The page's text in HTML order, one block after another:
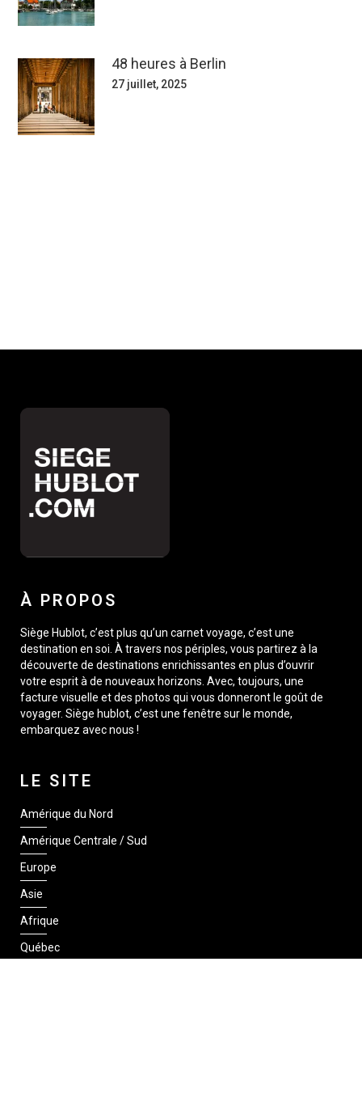
48 heures à Berlin
27 juillet, 2025
À PROPOS
Siège Hublot, c’est plus qu’un carnet voyage, c’est une
destination en soi. À travers nos périples, vous partirez à la
découverte de destinations enrichissantes en plus d’ouvrir
votre esprit à de nouveaux horizons. Avec, toujours, une
facture visuelle et des photos qui vous donneront le goût de
voyager. Siège hublot, c’est une fenêtre sur le monde,
embarquez avec nous !
LE SITE
Amérique du Nord
Amérique Centrale / Sud
Europe
Asie
Afrique
Québec